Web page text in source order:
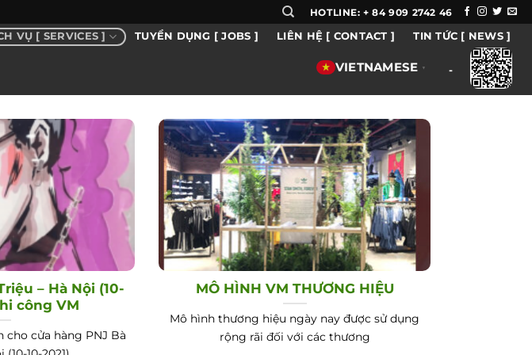
HOTLINE: + 84 909 2742 46
VỤ [ SERVICES ] TUYỂN DỤNG [ JOBS ] LIÊN HỆ [ CONTACT ] TIN TỨC [ NEWS ]
VIETNAMESE ▼ -
– Hà Nội (10-
công VM
cho cửa hàng PNJ Bà
MÔ HÌNH VM THƯƠNG HIỆU
Mô hình thương hiệu ngày nay được sử dụng
rộng rãi đối với các thương